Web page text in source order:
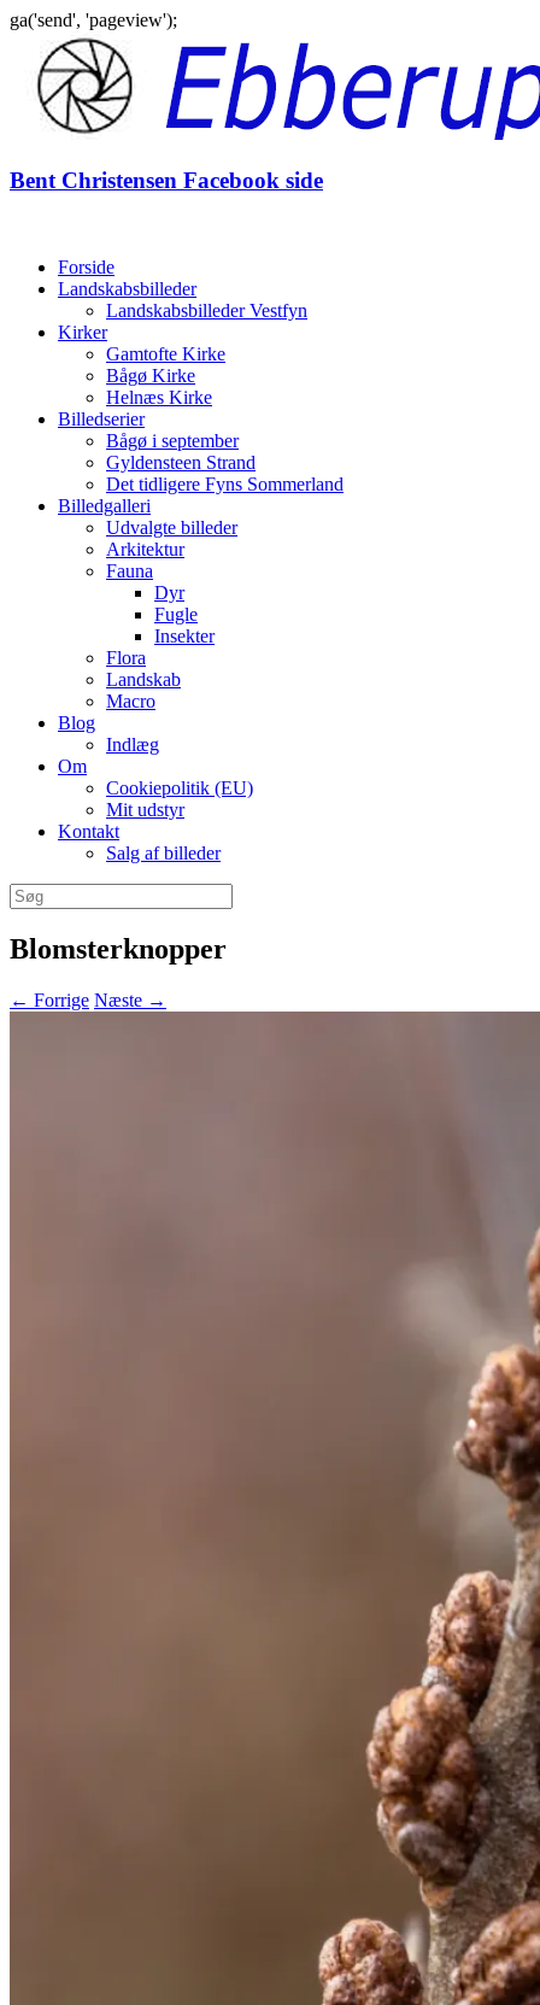
ga('send', 'pageview');
indhold
Bent Christensen Facebook side
Forside
Landskabsbilleder
Landskabsbilleder Vestfyn
Kirker
Gamtofte Kirke
Bågø Kirke
Helnæs Kirke
Billedserier
Bågø i september
Gyldensteen Strand
Det tidligere Fyns Sommerland
Billedgalleri
Udvalgte billeder
Arkitektur
Fauna
Dyr
Fugle
Insekter
Flora
Landskab
Macro
Blog
Indlæg
Om
Cookiepolitik (EU)
Mit udstyr
Kontakt
Salg af billeder
Søg
efter:
Blomsterknopper
← Forrige Næste →